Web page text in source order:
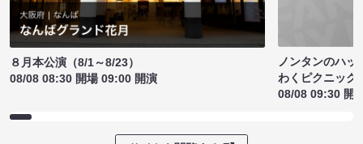
８月本公演（8/1～8/23）
08/08 08:30 開場 09:00 開演
ノンタンのハッ
わくピクニック
08/08 09:30 開